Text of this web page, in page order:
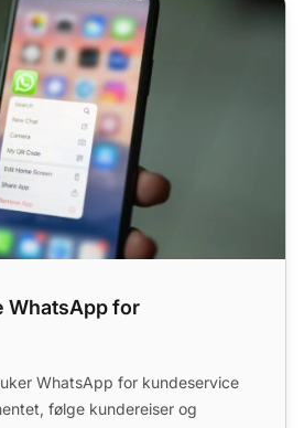
WhatsApp for
WhatsApp for kundeservice
følge kundereiser og